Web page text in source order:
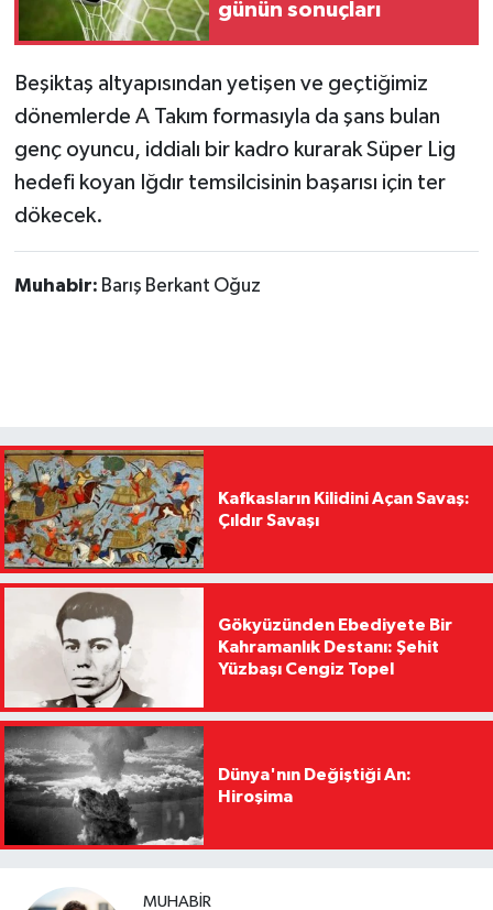
günün sonuçları
Beşiktaş altyapısından yetişen ve geçtiğimiz
dönemlerde A Takım formasıyla da şans bulan
genç oyuncu, iddialı bir kadro kurarak Süper Lig
hedefi koyan Iğdır temsilcisinin başarısı için ter
dökecek.
Muhabir: Barış Berkant Oğuz
Kafkasların Kilidini Açan Savaş:
Çıldır Savaşı
Gökyüzünden Ebediyete Bir
Kahramanlık Destanı: Şehit
Yüzbaşı Cengiz Topel
Dünya'nın Değiştiği An:
Hiroşima
MUHABIR